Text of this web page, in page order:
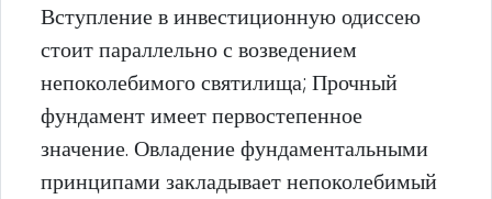
Вступление в инвестиционную одиссею
стоит параллельно с возведением
непоколебимого святилища; Прочный
фундамент имеет первостепенное
значение. Овладение фундаментальными
принципами закладывает непоколебимый